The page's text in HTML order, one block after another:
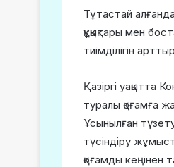
Тұтастай
құқықтары мен
тиімділігін
Қазіргі уақытта
туралы қоғамға
Ұсынылған
түсіндіру
қоғамды кеңінен